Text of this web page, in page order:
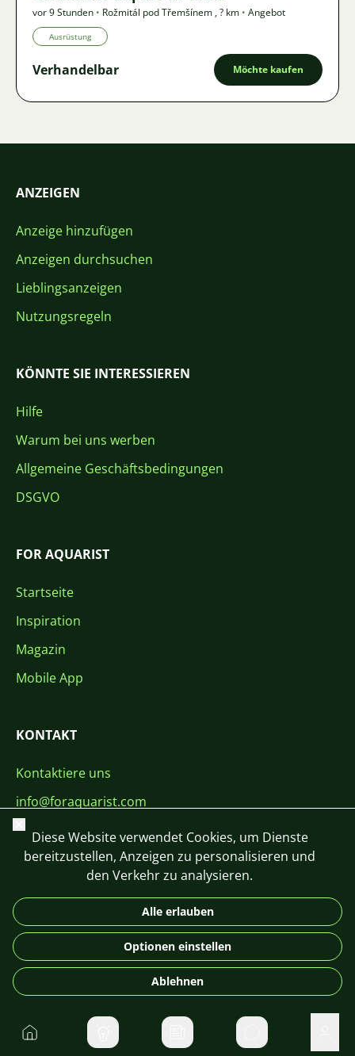
vor 9 Stunden • Rožmitál pod Třemšínem ,? km • Angebot
Ausrüstung
Verhandelbar Möchte kaufen
ANZEIGEN
Anzeige hinzufügen
Anzeigen durchsuchen
Lieblingsanzeigen
Nutzungsregeln
KÖNNTE SIE INTERESSIEREN
Hilfe
Warum bei uns werben
Allgemeine Geschäftsbedingungen
DSGVO
FOR AQUARIST
Startseite
Inspiration
Magazin
Mobile App
KONTAKT
Kontaktiere uns
info@foraquarist.com
+420 603 449 602
DE
© 2026 For Aquarist
Startseite
Schließen
Diese Website verwendet Cookies, um Dienste
bereitzustellen, Anzeigen zu personalisieren und
den Verkehr zu analysieren.
Alle erlauben
Optionen einstellen
Ablehnen